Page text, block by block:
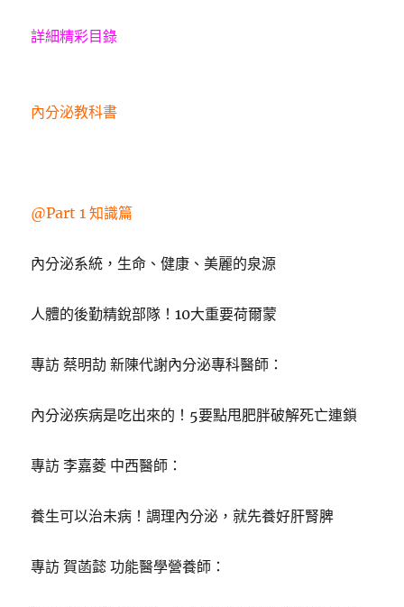
詳細精彩目錄
內分泌教科書
@Part 1 知識篇
內分泌系統，生命、健康、美麗的泉源
人體的後勤精銳部隊！10大重要荷爾蒙
專訪 蔡明劼 新陳代謝內分泌專科醫師：
內分泌疾病是吃出來的！5要點甩肥胖破解死亡連鎖
專訪 李嘉菱 中西醫師：
養生可以治未病！調理內分泌，就先養好肝腎脾
專訪 賀菡懿 功能醫學營養師：